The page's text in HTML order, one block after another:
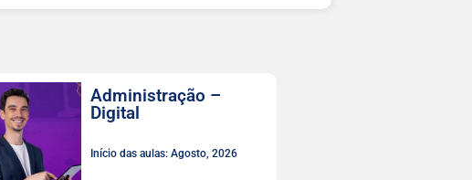
Administração –
Digital
Início das aulas: Agosto, 2026